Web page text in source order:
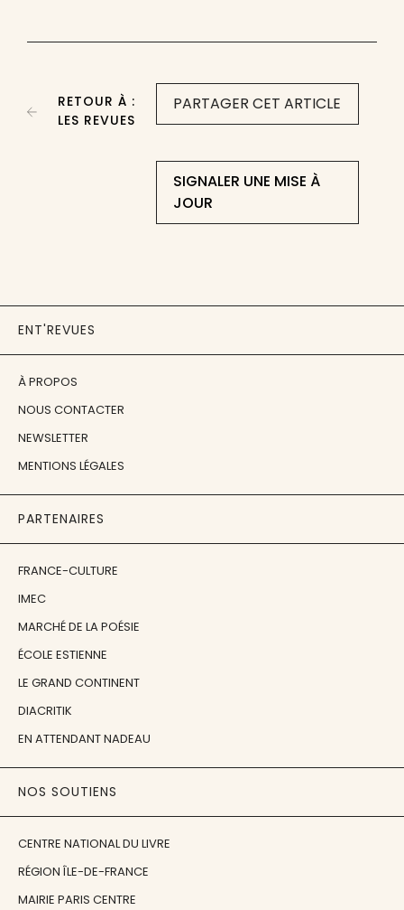
PARTAGER CET ARTICLE
SIGNALER UNE MISE À
JOUR
RETOUR À :
LES REVUES
ENT'REVUES
À PROPOS
NOUS CONTACTER
NEWSLETTER
MENTIONS LÉGALES
PARTENAIRES
FRANCE-CULTURE
IMEC
MARCHÉ DE LA POÉSIE
ÉCOLE ESTIENNE
LE GRAND CONTINENT
DIACRITIK
EN ATTENDANT NADEAU
NOS SOUTIENS
CENTRE NATIONAL DU LIVRE
RÉGION ÎLE-DE-FRANCE
MAIRIE PARIS CENTRE